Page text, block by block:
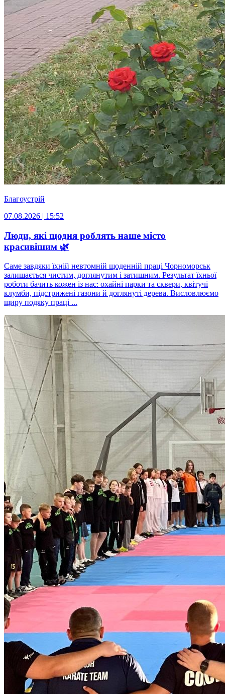
Благоустрій
07.08.2026 | 15:52
Люди, які щодня роблять наше місто
красивішим 🌿
Саме завдяки їхній невтомній щоденній праці Чорноморськ
залишається чистим, доглянутим і затишним. Результат їхньої
роботи бачить кожен із нас: охайні парки та сквери, квітучі
клумби, підстрижені газони й доглянуті дерева. Висловлюємо
щиру подяку праці ...